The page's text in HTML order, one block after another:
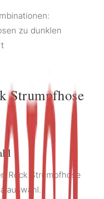
zu dunklen
Strumpfhose
Rock Strumpfhose